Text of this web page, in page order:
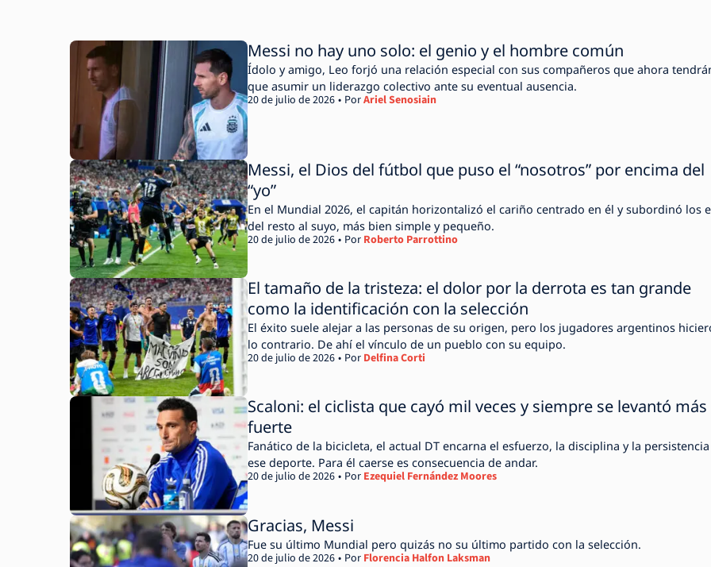
Messi no hay uno solo: el genio y el hombre común
Ídolo y amigo, Leo forjó una relación especial con sus compañeros que ahora
que asumir un liderazgo colectivo ante su eventual ausencia.
PorAriel Senosiain
20 de julio de 2026
Messi, el Dios del fútbol que puso el “nosotros” por encima del
“yo”
En el Mundial 2026, el capitán horizontalizó el cariño centrado en él y subordinó los
del resto al suyo, más bien simple y pequeño.
Por Roberto Parrottino
20 de julio de 2026
El tamaño de la tristeza: el dolor por la derrota es tan grande
como la identificación con la selección
El éxito suele alejar a las personas de su origen, pero los jugadores argentinos
lo contrario. De ahí el vínculo de un pueblo con su equipo.
Por Delfina Corti
20 de julio de 2026
Scaloni: el ciclista que cayó mil veces y siempre se levantó más
fuerte
Fanático de la bicicleta, el actual DT encarna el esfuerzo, la disciplina y la
ese deporte. Para él caerse es consecuencia de andar.
Por Ezequiel Fernández Moores
20 de julio de 2026
Gracias, Messi
Fue su último Mundial pero quizás no su último partido con la selección.
Por Florencia Halfon Laksman
20 de julio de 2026